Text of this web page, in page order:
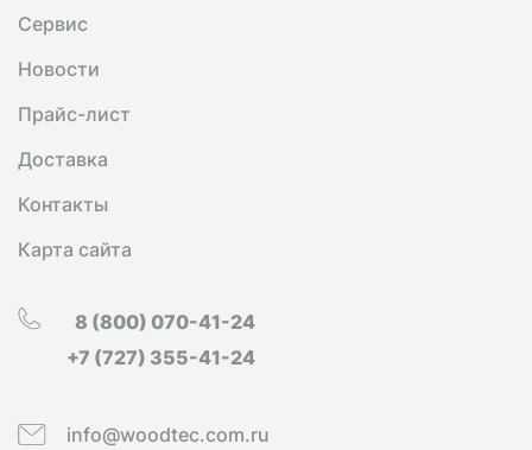
Сервис
Новости
Прайс-лист
Доставка
Контакты
Карта сайта
8 (800) 070-41-24
+7 (727) 355-41-24
info@woodtec.com.ru